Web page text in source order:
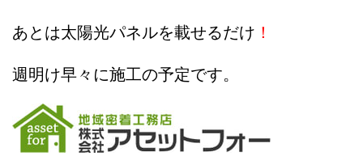
あとは太陽光パネルを載せるだけ ！
週明け早々に施工の予定です。